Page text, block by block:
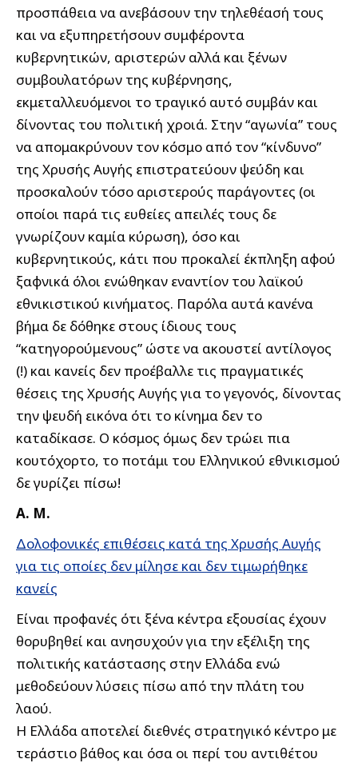
προσπάθεια να ανεβάσουν την τηλεθέασή τους
και να εξυπηρετήσουν συμφέροντα
κυβερνητικών, αριστερών αλλά και ξένων
συμβουλατόρων της κυβέρνησης,
εκμεταλλευόμενοι το τραγικό αυτό συμβάν και
δίνοντας του πολιτική χροιά. Στην “αγωνία” τους
να απομακρύνουν τον κόσμο από τον “κίνδυνο”
της Χρυσής Αυγής επιστρατεύουν ψεύδη και
προσκαλούν τόσο αριστερούς παράγοντες (οι
οποίοι παρά τις ευθείες απειλές τους δε
γνωρίζουν καμία κύρωση), όσο και
κυβερνητικούς, κάτι που προκαλεί έκπληξη αφού
ξαφνικά όλοι ενώθηκαν εναντίον του λαϊκού
εθνικιστικού κινήματος. Παρόλα αυτά κανένα
βήμα δε δόθηκε στους ίδιους τους
“κατηγορούμενους” ώστε να ακουστεί αντίλογος
(!) και κανείς δεν προέβαλλε τις πραγματικές
θέσεις της Χρυσής Αυγής για το γεγονός, δίνοντας
την ψευδή εικόνα ότι το κίνημα δεν το
καταδίκασε. Ο κόσμος όμως δεν τρώει πια
κουτόχορτο, το ποτάμι του Ελληνικού εθνικισμού
δε γυρίζει πίσω!
Α. Μ.
Δολοφονικές επιθέσεις κατά της Χρυσής Αυγής
για τις οποίες δεν μίλησε και δεν τιμωρήθηκε
κανείς
Είναι προφανές ότι ξένα κέντρα εξουσίας έχουν
θορυβηθεί και ανησυχούν για την εξέλιξη της
πολιτικής κατάστασης στην Ελλάδα ενώ
μεθοδεύουν λύσεις πίσω από την πλάτη του
λαού.
Η Ελλάδα αποτελεί διεθνές στρατηγικό κέντρο με
τεράστιο βάθος και όσα οι περί του αντιθέτου